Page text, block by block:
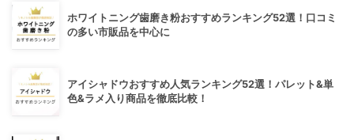
ホワイトニング歯磨き粉おすすめランキング52選！口コミ
の多い市販品を中心に
アイシャドウおすすめ人気ランキング52選！パレット&単
色&ラメ入り商品を徹底比較！